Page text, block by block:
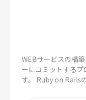
WEBサービスの構
ーにコミットする
す。 Ruby on Rails